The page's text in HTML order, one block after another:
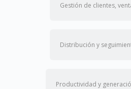
Gestión de clientes,
Distribución y
Productividad y